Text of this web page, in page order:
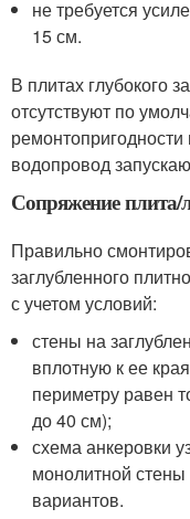
не требуется
15 см.
В плитах глубокого
отсутствуют по
водопровод
Сопряжение плита/
Правильно
заглубленного
с учетом условий:
стены на
вплотную к ее
периметру равен
до 40 см);
схема анкеровки
монолитной
вариантов.